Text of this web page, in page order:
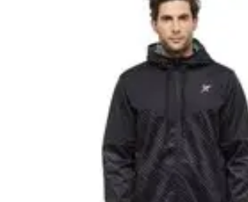
Consejos de EstiloAccesorios y
Moda de Invierno